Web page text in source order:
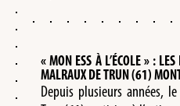
« MON ESS À L’ÉCOLE » :
MALRAUX DE TRUN (61)
Depuis plusieurs années,